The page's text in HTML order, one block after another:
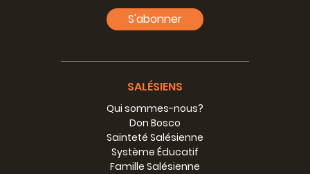
S'abonner
SALÉSIENS
Qui sommes-nous?
Don Bosco
Sainteté Salésienne
Système Éducatif
Famille Salésienne